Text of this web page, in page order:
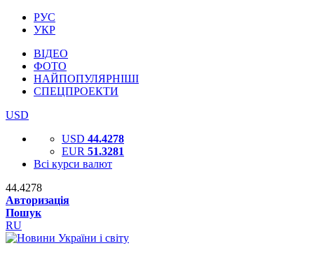
РУС
УКР
ВІДЕО
ФОТО
НАЙПОПУЛЯРНІШІ
СПЕЦПРОЕКТИ
USD
USD 44.4278
EUR 51.3281
Всі курси валют
44.4278
Авторизація
Пошук
RU